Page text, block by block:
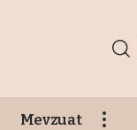
Mevzuat